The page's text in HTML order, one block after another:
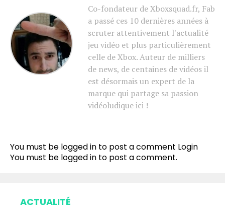
Co-fondateur de Xboxsquad.fr, Fab
a passé ces 10 dernières années à
scruter attentivement l'actualité
jeu vidéo et plus particulièrement
celle de Xbox. Auteur de milliers
de news, de centaines de vidéos il
est désormais un expert de la
marque qui partage sa passion
vidéoludique ici !
You must be logged in to post a comment Login
You must be logged in to post a comment.
ACTUALITÉ